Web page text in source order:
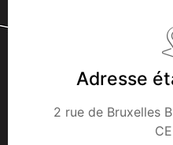
Adresse
2 rue de Bruxelles